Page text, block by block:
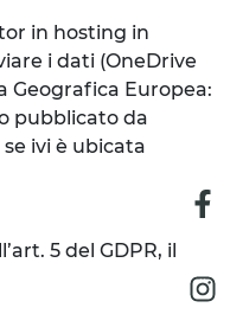
in hosting in
i dati (OneDrive
Geografica Europea:
pubblicato da
ivi è ubicata
5 del GDPR, il